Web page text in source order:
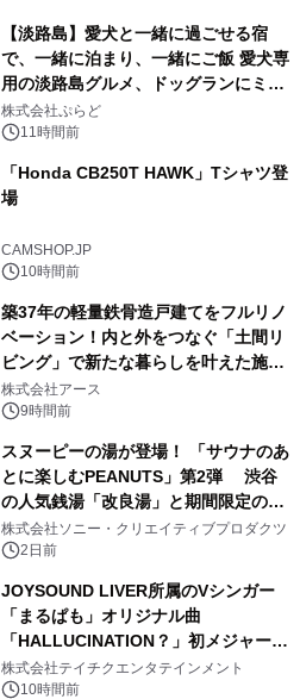
【淡路島】愛犬と一緒に過ごせる宿
で、一緒に泊まり、一緒にご飯 愛犬専
用の淡路島グルメ、ドッグランにミニ
プール グランピングとトレーラーハウ
スの2施設で
株式会社ぷらど
11時間前
「Honda CB250T HAWK」Tシャツ登
場
CAMSHOP.JP
10時間前
築37年の軽量鉄骨造戸建てをフルリノ
ベーション！内と外をつなぐ「土間リ
ビング」で新たな暮らしを叶えた施工
事例を株式会社アースが公開
株式会社アース
9時間前
スヌーピーの湯が登場！ 「サウナのあ
とに楽しむPEANUTS」第2弾 渋谷
の人気銭湯「改良湯」と期間限定のコ
ラボレーション サウナイキタイコラ
ボグッズも発売決定！
株式会社ソニー・クリエイティブプロダクツ
2日前
JOYSOUND LIVER所属のVシンガー
「まるぱも」オリジナル曲
「HALLUCINATION？」初メジャー配
信リリース決定！
株式会社テイチクエンタテインメント
10時間前